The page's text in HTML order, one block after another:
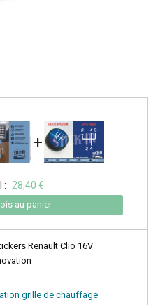
+
: 28,40 €
au panier
Renault Clio 16V
grille de chauffage